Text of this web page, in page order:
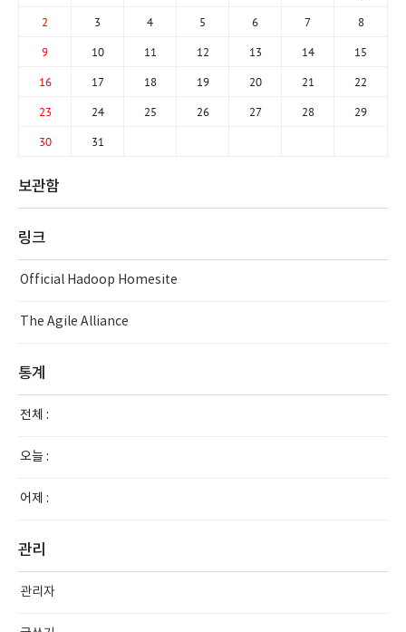
2 3 4 5 6 7 8
9 10 11 12 13 14 15
16 17 18 19 20 21 22
23 24 25 26 27 28 29
30 31
보관함
링크
Official Hadoop Homesite
The Agile Alliance
통계
전체 :
오늘 :
어제 :
관리
관리자